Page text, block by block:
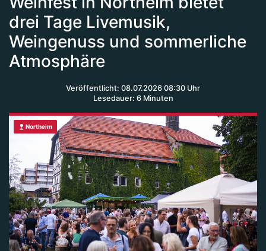
drei Tage Livemusik,
Weingenuss und sommerliche
Atmosphäre
Veröffentlicht: 08.07.2026 08:30 Uhr
Lesedauer: 6 Minuten
Northeim